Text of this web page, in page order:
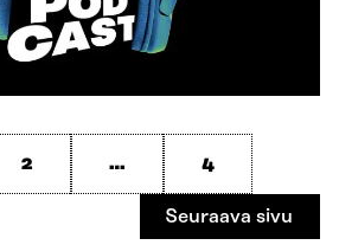
2 … 4
Seuraava sivu